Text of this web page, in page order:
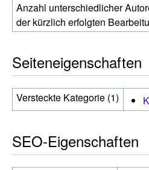
Anzahl unterschiedlicher
der kürzlich erfolgten
Seiteneigenschaften
Versteckte Kategorie (1)
SEO-Eigenschaften